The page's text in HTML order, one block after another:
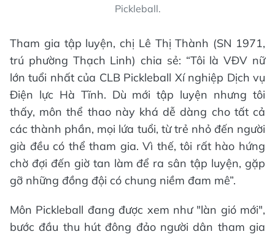
Pickleball.
Tham gia tập luyện, chị Lê Thị Thành (SN 1971,
trú phường Thạch Linh) chia sẻ: “Tôi là VĐV nữ
lớn tuổi nhất của CLB Pickleball Xí nghiệp Dịch vụ
Điện lực Hà Tĩnh. Dù mới tập luyện nhưng tôi
thấy, môn thể thao này khá dễ dàng cho tất cả
các thành phần, mọi lứa tuổi, từ trẻ nhỏ đến người
già đều có thể tham gia. Vì thế, tôi rất hào hứng
chờ đợi đến giờ tan làm để ra sân tập luyện, gặp
gỡ những đồng đội có chung niềm đam mê”.
Môn Pickleball đang được xem như "làn gió mới",
bước đầu thu hút đông đảo người dân tham gia